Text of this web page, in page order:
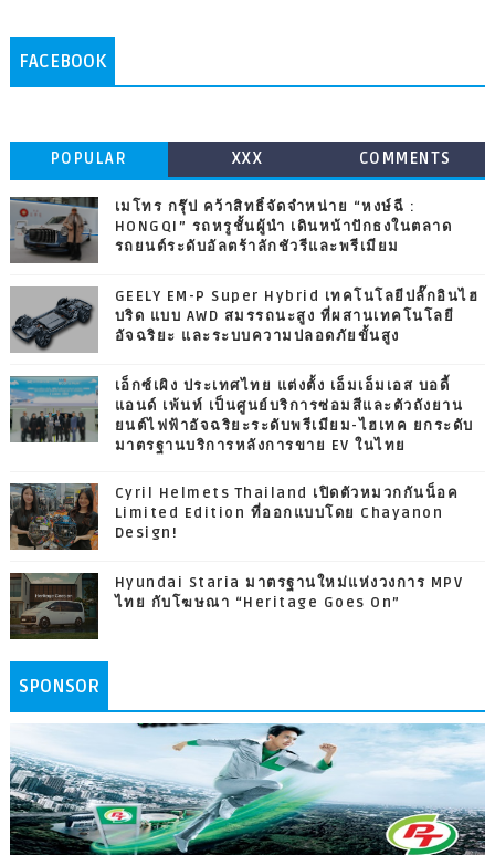
FACEBOOK
POPULAR XXX COMMENTS
เมโทร กรุ๊ป คว้าสิทธิ์จัดจำหน่าย “หงษ์ฉี :
HONGQI” รถหรูชั้นผู้นำ เดินหน้าปักธงในตลาด
รถยนต์ระดับอัลตร้าลักชัวรีและพรีเมียม
GEELY EM-P Super Hybrid เทคโนโลยีปลั๊กอินไฮ
บริด แบบ AWD สมรรถนะสูง ที่ผสานเทคโนโลยี
อัจฉริยะ และระบบความปลอดภัยขั้นสูง
เอ็กซ์เผิง ประเทศไทย แต่งตั้ง เอ็มเอ็มเอส บอดี้
แอนด์ เพ้นท์ เป็นศูนย์บริการซ่อมสีและตัวถังยาน
ยนต์ไฟฟ้าอัจฉริยะระดับพรีเมียม-ไฮเทค ยกระดับ
มาตรฐานบริการหลังการขาย EV ในไทย
Cyril Helmets Thailand เปิดตัวหมวกกันน็อค
Limited Edition ที่ออกแบบโดย Chayanon
Design!
Hyundai Staria มาตรฐานใหม่แห่งวงการ MPV
ไทย กับโฆษณา “Heritage Goes On”
SPONSOR